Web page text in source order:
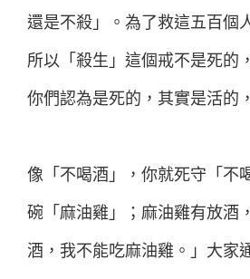
還是不殺」。為了救這五百個
所以「殺生」這個戒不是死的
你們認為是死的，其實是活的
像「不喝酒」，你就死守「不
碗「麻油雞」；麻油雞有放酒
酒，我不能吃麻油雞。」大家